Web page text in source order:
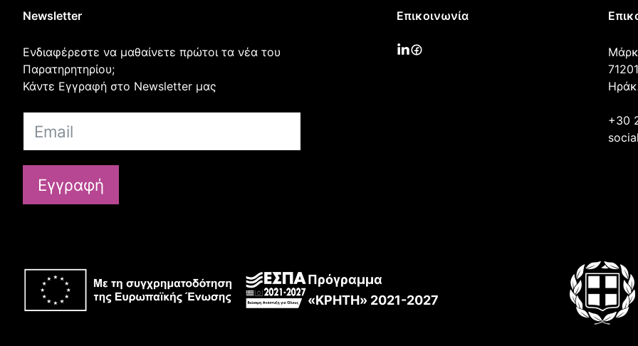
Newsletter
Ενδιαφέρεστε να μαθαίνετε πρώτοι τα νέα του
Παρατηρητηρίου;
Κάντε Εγγραφή στο Newsletter μας
Εγγραφή
Επικοινωνία
+30
Πρόγραμμα
«ΚΡΗΤΗ» 2021-2027